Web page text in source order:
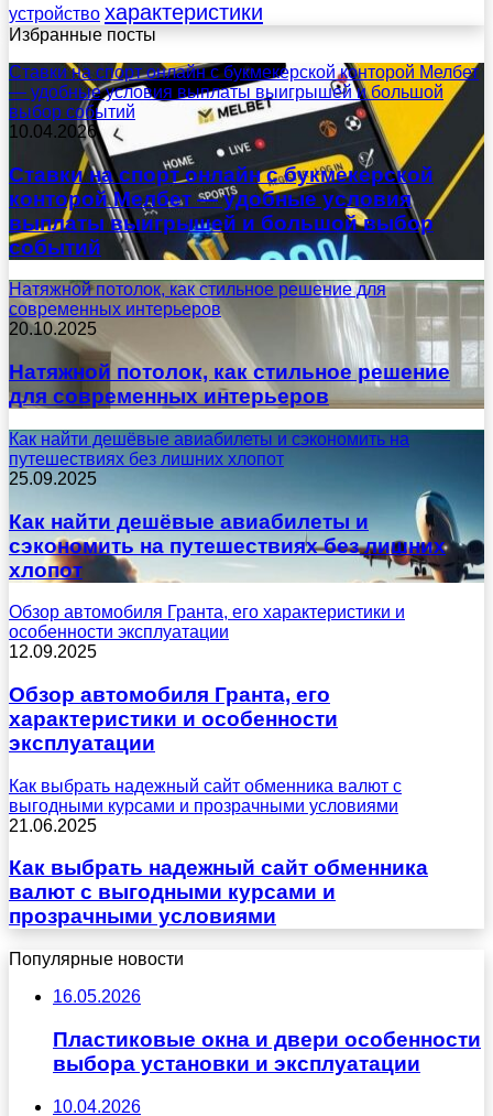
устройство характеристики
Избранные посты
Ставки на спорт онлайн с букмекерской конторой Мелбет
— удобные условия выплаты выигрышей и большой
выбор событий
10.04.2026
Ставки на спорт онлайн с букмекерской
конторой Мелбет — удобные условия
выплаты выигрышей и большой выбор
событий
Натяжной потолок, как стильное решение для
современных интерьеров
20.10.2025
Натяжной потолок, как стильное решение
для современных интерьеров
Как найти дешёвые авиабилеты и сэкономить на
путешествиях без лишних хлопот
25.09.2025
Как найти дешёвые авиабилеты и
сэкономить на путешествиях без лишних
хлопот
Обзор автомобиля Гранта, его характеристики и
особенности эксплуатации
12.09.2025
Обзор автомобиля Гранта, его
характеристики и особенности
эксплуатации
Как выбрать надежный сайт обменника валют с
выгодными курсами и прозрачными условиями
21.06.2025
Как выбрать надежный сайт обменника
валют с выгодными курсами и
прозрачными условиями
Популярные новости
16.05.2026
Пластиковые окна и двери особенности
выбора установки и эксплуатации
10.04.2026